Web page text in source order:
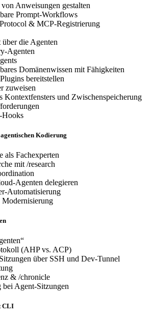
Anweisungen gestalten
Prompt-Workflows
& MCP-Registrierung
die Agenten
Agenten
Domänenwissen mit Fähigkeiten
bereitstellen
zuweisen
Kontextfensters und Zwischenspeicherung
Kodierung
als Fachexperten
mit /research
Agenten delegieren
Automatisierung
(AHP vs. ACP)
über SSH und Dev-Tunnel
& /chronicle
bei Agent-Sitzungen
CLI